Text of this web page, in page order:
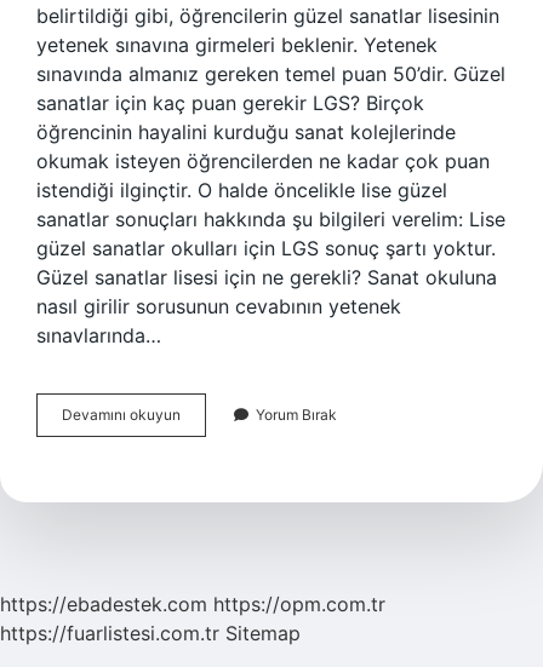
belirtildiği gibi, öğrencilerin güzel sanatlar lisesinin
yetenek sınavına girmeleri beklenir. Yetenek
sınavında almanız gereken temel puan 50’dir. Güzel
sanatlar için kaç puan gerekir LGS? Birçok
öğrencinin hayalini kurduğu sanat kolejlerinde
okumak isteyen öğrencilerden ne kadar çok puan
istendiği ilginçtir. O halde öncelikle lise güzel
sanatlar sonuçları hakkında şu bilgileri verelim: Lise
güzel sanatlar okulları için LGS sonuç şartı yoktur.
Güzel sanatlar lisesi için ne gerekli? Sanat okuluna
nasıl girilir sorusunun cevabının yetenek
sınavlarında…
Devamını okuyun
Sanatlar
Puanı
Yorum Bırak
https://ebadestek.com https://opm.com.tr
https://fuarlistesi.com.tr Sitemap